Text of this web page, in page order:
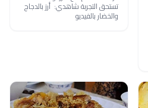
تستحق التجربة شاهدي: أرز بالدجاج
والخضار بالفيديو